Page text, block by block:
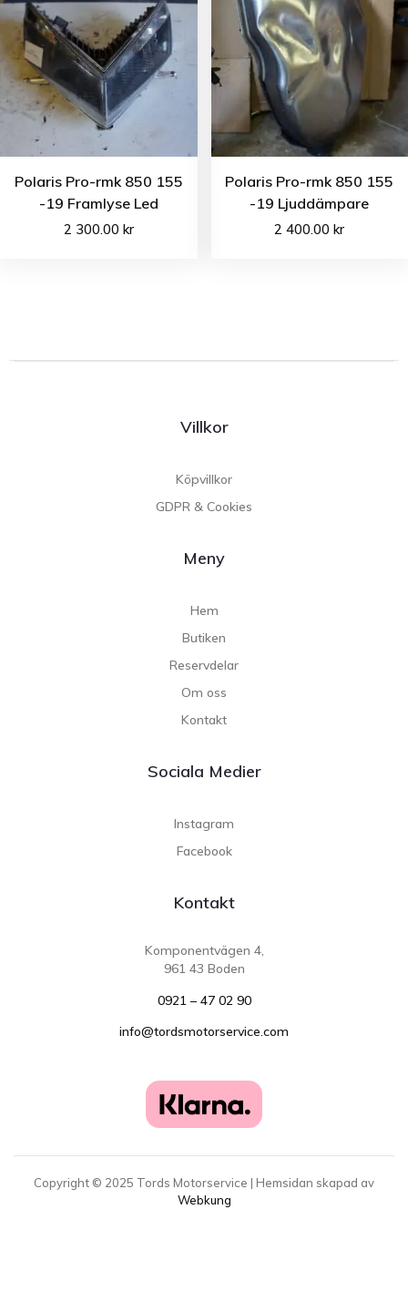
Polaris Pro-rmk 850 155
-19 Framlyse Led
2 300.00 kr
Polaris Pro-rmk 850 155
-19 Ljuddämpare
2 400.00kr
Villkor
Köpvillkor
GDPR & Cookies
Meny
Hem
Butiken
Reservdelar
Om oss
Kontakt
Sociala Medier
Instagram
Facebook
Kontakt
Komponentvägen 4,
961 43 Boden
0921 – 47 02 90
info@tordsmotorservice.com
Copyright © 2025 Tords Motorservice | Hemsidan skapad av
Webkung